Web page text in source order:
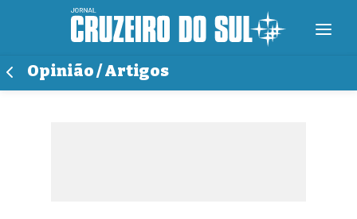
Opinião / Artigos